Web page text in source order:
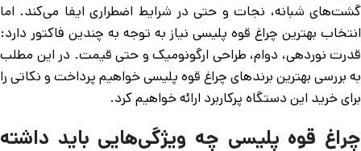
گشت‌های شبانه، نجات و حتی در شرایط اضطراری ایفا می‌کند. اما
انتخاب بهترین چراغ قوه پلیسی نیاز به توجه به چندین فاکتور دارد:
قدرت نوردهی، دوام، طراحی ارگونومیک و حتی قیمت. در این مطلب
به بررسی بهترین برندهای چراغ قوه پلیسی خواهیم پرداخت و نکاتی را
برای خرید این دستگاه پرکاربرد ارائه خواهیم کرد.
چراغ قوه پلیسی چه ویژگی‌هایی باید داشته